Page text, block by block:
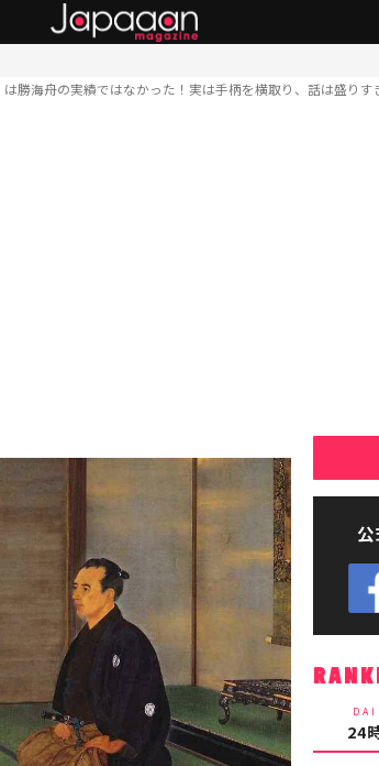
勝海舟の実績ではなかった！実は手柄を横取り、話は盛り
24